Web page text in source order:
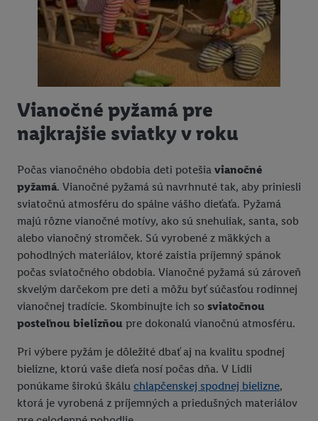
Vianočné pyžamá pre
najkrajšie sviatky v roku
Počas vianočného obdobia deti potešia vianočné
pyžamá. Vianočné pyžamá sú navrhnuté tak, aby priniesli
sviatočnú atmosféru do spálne vášho dieťaťa. Pyžamá
majú rôzne vianočné motívy, ako sú snehuliak, santa, sob
alebo vianočný stromček. Sú vyrobené z mäkkých a
pohodlných materiálov, ktoré zaistia príjemný spánok
počas sviatočného obdobia. Vianočné pyžamá sú zároveň
skvelým darčekom pre deti a môžu byť súčasťou rodinnej
vianočnej tradície. Skombinujte ich so sviatočnou
posteľnou bielizňou pre dokonalú vianočnú atmosféru.
Pri výbere pyžám je dôležité dbať aj na kvalitu spodnej
bielizne, ktorú vaše dieťa nosí počas dňa. V Lidli
ponúkame širokú škálu chlapčenskej spodnej bielizne,
ktorá je vyrobená z príjemných a priedušných materiálov
Ak s tým súhlasíte, reklamy v súvislosti s retargetingom, t. j.
reklamy na produkty, o ktoré ste prejavili záujem (napr.
vložením produktu do nákupného košíka v internetovom
obchode, ale nie jeho zakúpením), sa môžu zobrazovať aj na
rôznych zariadeniach a v rôznych službách spoločnosti Lidl ak
používanie viacerých služieb spoločnosti Lidl, pomocou vašej
hashovanej e-mailovej adresy a prípadne ďalších
identifikátorov/identifikátorov, ktoré má spoločnosť Criteo SA k
" môžete povoliť jednotlivé účely a nájsť
ďalšie informácie o podmienkach spracúvania osobných
Kliknutím na možnosť "
Odmietnuť
" môžete povoliť iba
používanie potrebných technológií. Kliknutím na "
Súhlasím
vyjadríte súhlas so spracúvaním na všetky vyššie uvedené účely.
Ďalšie informácie vrátane informácií o dobe uchovávania
údajov a Vašom práve kedykoľvek odvolať súhlas s účinnosťou
do budúcnosti nájdete v našich
zásadách ochrany osobných
údajov
Imprint nájdete tu.